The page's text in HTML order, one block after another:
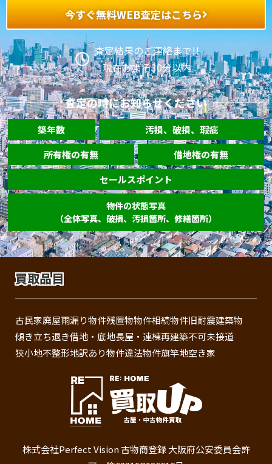
今すぐ無料WEB査定はこちら
査定結果のご連絡まで!!
現在およそ30分以内
査定の時にお知らせください
築年数
汚損、破損、瑕疵
所有権の有無
借地権の有無
セールスポイント
物件の状態写真
（全体写真、破損、汚損箇所、修繕箇所）
買取品目
古民家廃屋雨漏り物件残置物物件相続物件旧耐震建築物
傾き立ち退き借地・底地長屋・連棟再建築不可未接道
狭小地不整形地訳あり物件違法物件旗竿地空き家
株式会社Perfect Vision 古物商登録 大阪府公安委員会許